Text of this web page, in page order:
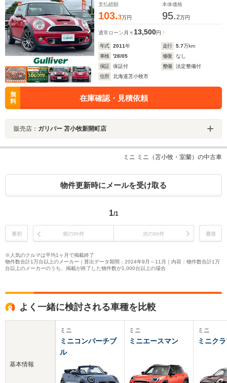
支払総額
103.3万円
本体価格
95.2万円
通常ローン 月々13,500円
年式 2011年 走行 5.7万km
車検
'28/05 修復
なし
保証
保証付 整備
法定整備付
住所
北海道苫小牧市
無
料
在庫確認・見積依頼
販売店： ガリバー 苫小牧新開町店
ミニ ミニ（苫小牧・室蘭）の中古車
物件更新時にメールを受け取る
1/1
最初 前の30件 次の30件 最後
※人気のクルマは平均1ヶ月で掲載終了
物件数合計1万台以上のメーカー｜算出データ期間：2024年9月～11月｜内容：物件数合計1万
台以上のメーカーのうち、掲載が終了した物件数が1,000台以上の場合
よく一緒に検討される車種を比較
基本情報
ミニ
ミニコンバーチブ
ル
ミニ
ミニエースマン
ミニ
ミニク